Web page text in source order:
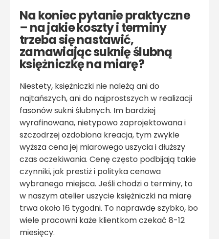
Na koniec pytanie praktyczne
– na jakie koszty i terminy
trzeba się nastawić,
zamawiając suknię ślubną
księżniczkę na miarę?
Niestety, księżniczki nie należą ani do
najtańszych, ani do najprostszych w realizacji
fasonów sukni ślubnych. Im bardziej
wyrafinowana, nietypowo zaprojektowana i
szczodrzej ozdobiona kreacja, tym zwykle
wyższa cena jej miarowego uszycia i dłuższy
czas oczekiwania. Cenę często podbijają takie
czynniki, jak prestiż i polityka cenowa
wybranego miejsca. Jeśli chodzi o terminy, to
w naszym atelier uszycie księżniczki na miarę
trwa około 16 tygodni. To naprawdę szybko, bo
wiele pracowni każe klientkom czekać 8-12
miesięcy.